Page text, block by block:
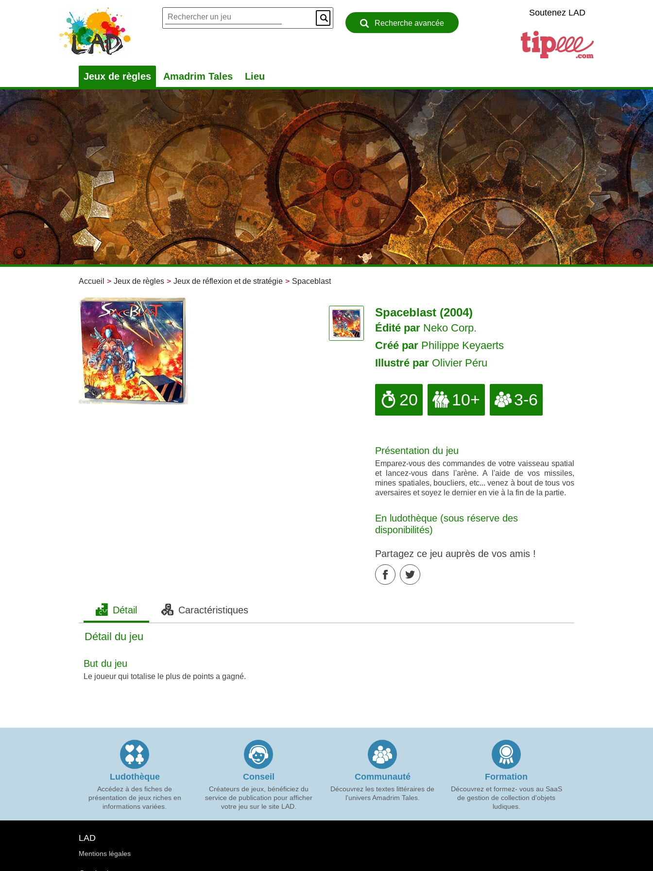
Recherche avancée
Soutenez LAD
Jeux de règles Amadrim Tales Lieu
Accueil > Jeux de règles > Jeux de réflexion et de stratégie > Spaceblast
Spaceblast (2004)
Édité par Neko Corp.
Créé par Philippe Keyaerts
Illustré par Olivier Péru
20 10+ 3-6
Présentation du jeu
Emparez-vous des commandes de votre vaisseau spatial
et lancez-vous dans l'arène. A l'aide de vos missiles,
mines spatiales, boucliers, etc... venez à bout de tous vos
aversaires et soyez le dernier en vie à la fin de la partie.
En ludothèque (sous réserve des
disponibilités)
Partagez ce jeu auprès de vos amis !
Détail Caractéristiques
Détail du jeu
But du jeu
Le joueur qui totalise le plus de points a gagné.
Ludothèque
Accédez à des fiches de
présentation de jeux riches en
informations variées.
Conseil
Créateurs de jeux, bénéficiez du
service de publication pour afficher
votre jeu sur le site LAD.
Communauté
Découvrez les textes littéraires de
l'univers Amadrim Tales.
Formation
Découvrez et formez- vous au SaaS
de gestion de collection d'objets
ludiques.
LAD
Mentions légales